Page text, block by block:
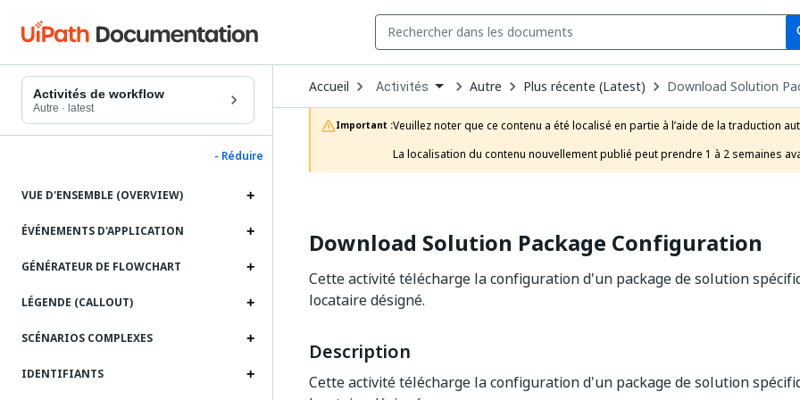
Activités de workflow
Autre · latest
- Réduire
VUE D'ENSEMBLE (OVERVIEW)
ÉVÉNEMENTS D'APPLICATION
GÉNÉRATEUR DE FLOWCHART
LÉGENDE (CALLOUT)
SCÉNARIOS COMPLEXES
IDENTIFIANTS
Accueil Open
Dropdown
to
choose
product
Activités Autre Plus récente (Latest) Download Solution
Important :Veuillez noter que ce contenu a été localisé en partie à l’aide de la traduction
La localisation du contenu nouvellement publié peut prendre 1 à 2 semaines
Download Solution Package Configuration
Cette activité télécharge la configuration d'un package de solution
locataire désigné.
Description
Cette activité télécharge la configuration d'un package de solution